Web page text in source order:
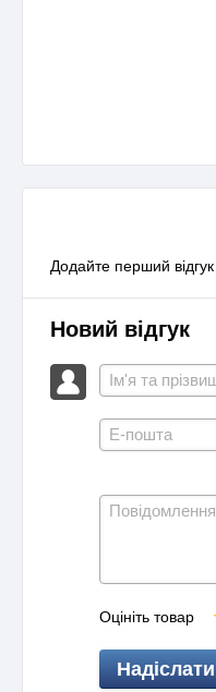
Додайте перший відгук
Новий відгук
Оцініть товар
Надіслати